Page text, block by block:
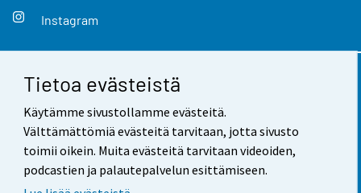
Tietoa evästeistä
Käytämme sivustollamme evästeitä.
Välttämättömiä evästeitä tarvitaan, jotta sivusto
toimii oikein. Muita evästeitä tarvitaan videoiden,
podcastien ja palautepalvelun esittämiseen.
Instagram
Yhteystiedot
Palaute
Käyttöehdot